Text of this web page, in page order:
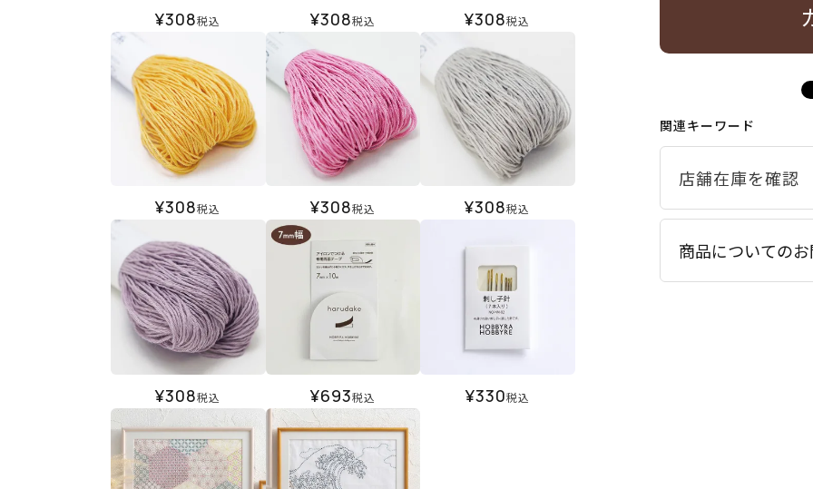
¥308税込 ¥308税込 ¥308税込
¥308税込 ¥308税込 ¥308税込
¥308税込 ¥693税込 ¥330税込
関連キーワード
商品についての